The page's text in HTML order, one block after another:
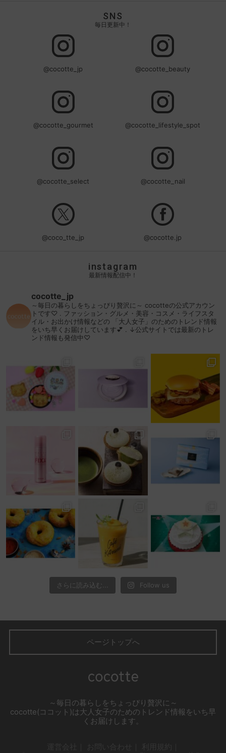
SNS
毎日更新中！
@cocotte_jp @cocotte_beauty
@cocotte_gourmet @cocotte_lifestyle_spot
@cocotte_select @cocotte_nail
@coco_tte_jp @cocotte.jp
instagram
最新情報配信中！
cocotte_jp
～毎日の暮らしをちょっぴり贅沢に～ cocotteの公式アカウン
トです♡
ファッション・グルメ・美容・コスメ・ライフスタ
イル・お出かけ情報などの 「大人女子」のためのトレンド情報
をいち早くお届けしています💕
↓公式サイトでは最新のトレ
ンド情報も発信中♡
さらに読み込む... Follow us
ページトップへ
～毎日の暮らしをちょっぴり贅沢に～
cocotte(ココット)は大人女子のためのトレンド情報をいち早
くお届けします。